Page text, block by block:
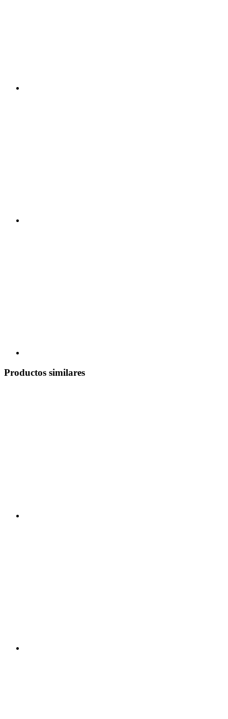
Productos similares